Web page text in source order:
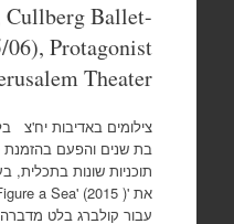
Cullberg Ballet-
06), Protagonist
Theater
צילומים באדיבות יח'צ
תוכניות שונות